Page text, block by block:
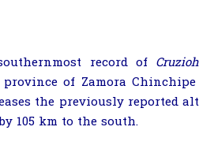
record of
of Zamora
the previously reported
105 km to the south.